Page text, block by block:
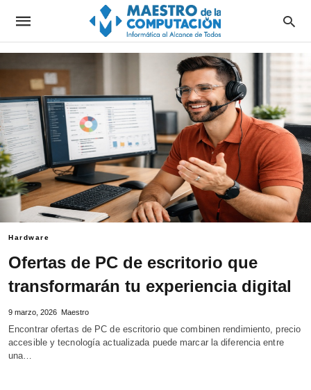
Hardware
Ofertas de PC de escritorio que
transformarán tu experiencia digital
9 marzo, 2026 Maestro
Encontrar ofertas de PC de escritorio que combinen rendimiento, precio
accesible y tecnología actualizada puede marcar la diferencia entre
una…